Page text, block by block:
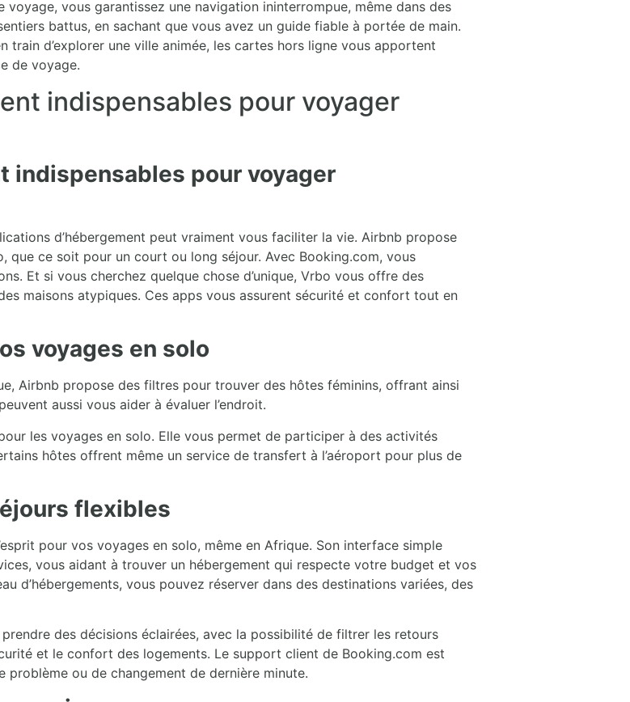
vous garantissez une navigation ininterrompue, même dans des
battus, en sachant que vous avez un guide fiable à portée de main.
train d’explorer une ville animée, les cartes hors ligne vous apportent
de voyage.
indispensables pour voyager
indispensables pour voyager
d’hébergement peut vraiment vous faciliter la vie. Airbnb propose
que ce soit pour un court ou long séjour. Avec Booking.com, vous
Et si vous cherchez quelque chose d’unique, Vrbo vous offre des
maisons atypiques. Ces apps vous assurent sécurité et confort tout en
voyages en solo
Airbnb propose des filtres pour trouver des hôtes féminins, offrant ainsi
aussi vous aider à évaluer l’endroit.
les voyages en solo. Elle vous permet de participer à des activités
hôtes offrent même un service de transfert à l’aéroport pour plus de
flexibles
pour vos voyages en solo, même en Afrique. Son interface simple
vous aidant à trouver un hébergement qui respecte votre budget et vos
d’hébergements, vous pouvez réserver dans des destinations variées, des
des décisions éclairées, avec la possibilité de filtrer les retours
et le confort des logements. Le support client de Booking.com est
ou de changement de dernière minute.